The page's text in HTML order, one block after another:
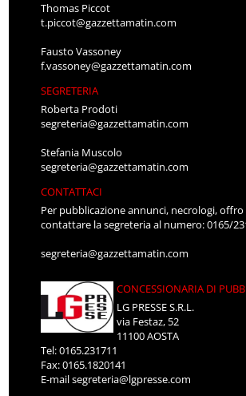
Thomas Piccot
t.piccot@gazzettamatin.com
Fausto Vassoney
f.vassoney@gazzettamatin.com
SEGRETERIA
Roberta Prodoti
segreteria@gazzettamatin.com
Stefania Muscolo
segreteria@gazzettamatin.com
CONTATTACI
Per pubblicazione annunci, necrologi,
contattare la segreteria al numero: 0165/
segreteria@gazzettamatin.com
CONCESSIONARIA DI
LG PRESSE S.R.L.
via Festaz, 52
11100 AOSTA
Tel: 0165.231711
Fax: 0165.1820141
E-mailsegreteria@lgpresse.com